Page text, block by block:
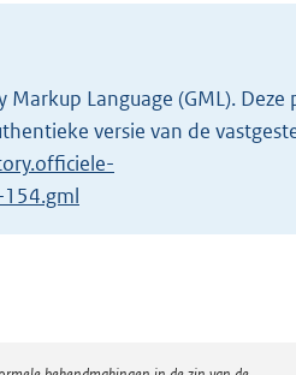
g
r
o
o
Language (GML). Deze
versie van de